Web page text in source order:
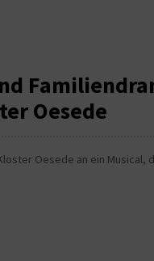
Oesede
Oesede an ein Musical,